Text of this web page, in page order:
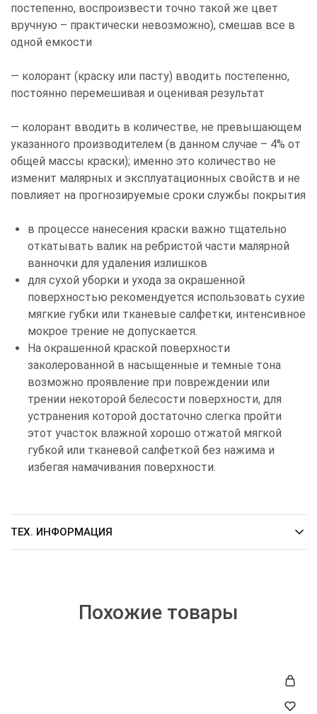
постепенно, воспроизвести точно такой же цвет
вручную – практически невозможно), смешав все в
одной емкости
— колорант (краску или пасту) вводить постепенно,
постоянно перемешивая и оценивая результат
— колорант вводить в количестве, не превышающем
указанного производителем (в данном случае – 4% от
общей массы краски); именно это количество не
изменит малярных и эксплуатационных свойств и не
повлияет на прогнозируемые сроки службы покрытия
в процессе нанесения краски важно тщательно
откатывать валик на ребристой части малярной
ванночки для удаления излишков
для сухой уборки и ухода за окрашенной
поверхностью рекомендуется использовать сухие
мягкие губки или тканевые салфетки, интенсивное
мокрое трение не допускается.
На окрашенной краской поверхности
заколерованной в насыщенные и темные тона
возможно проявление при повреждении или
трении некоторой белесости поверхности, для
устранения которой достаточно слегка пройти
этот участок влажной хорошо отжатой мягкой
губкой или тканевой салфеткой без нажима и
избегая намачивания поверхности.
ТЕХ. ИНФОРМАЦИЯ
Похожие товары